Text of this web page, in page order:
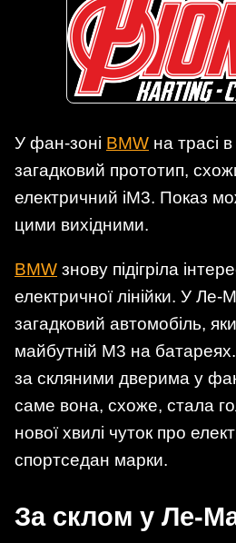
У фан-зоні BMW на трасі
загадковий прототип,
електричний iM3. Показ
цими вихідними.
BMW знову підігріла
електричної лінійки. У Ле-
загадковий автомобіль,
майбутній M3 на
за скляними дверима у
саме вона, схоже, стала
нової хвилі чуток про
спортседан марки.
За склом у Ле-